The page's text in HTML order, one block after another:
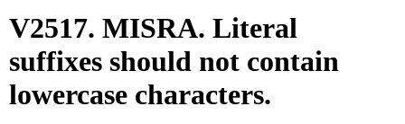
V2517. MISRA. Literal
suffixes should not contain
lowercase characters.